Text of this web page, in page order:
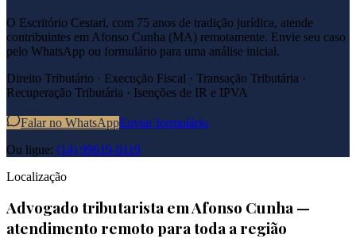
O Escritório Cestari, com 75 anos de tradição jurídica, atende
contribuintes em Afonso Cunha (MA) remotamente. Envie seu caso
pelo WhatsApp ou formulário para uma análise inicial.
Direito Tributário · Execução Fiscal · Transação Tributária ·
Recuperação Tributária · Isenções de IR e IPVA
Falar no WhatsAppEnviar formulário
Ou ligue: (14) 99619-9119
Localização
Advogado tributarista emAfonso Cunha —
atendimento remoto para toda a região